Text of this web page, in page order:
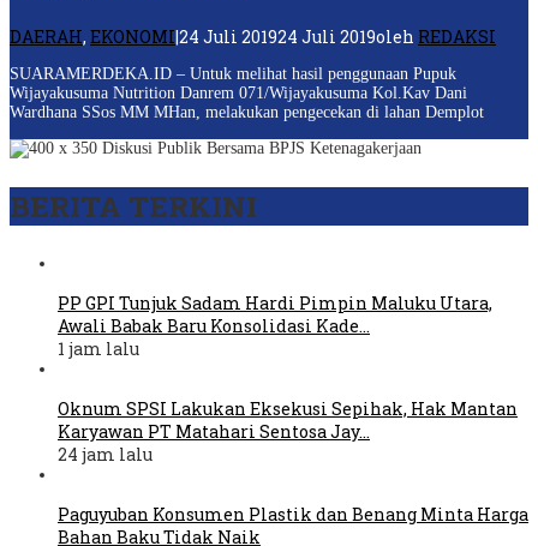
DAERAH, EKONOMI|24 Juli 201924 Juli 2019oleh REDAKSI
SUARAMERDEKA.ID – Untuk melihat hasil penggunaan Pupuk
Wijayakusuma Nutrition Danrem 071/Wijayakusuma Kol.Kav Dani
Wardhana SSos MM MHan, melakukan pengecekan di lahan Demplot
BERITA TERKINI
PP GPI Tunjuk Sadam Hardi Pimpin Maluku Utara,
Awali Babak Baru Konsolidasi Kade…
1 jam lalu
Oknum SPSI Lakukan Eksekusi Sepihak, Hak Mantan
Karyawan PT Matahari Sentosa Jay…
24 jam lalu
Paguyuban Konsumen Plastik dan Benang Minta Harga
Bahan Baku Tidak Naik